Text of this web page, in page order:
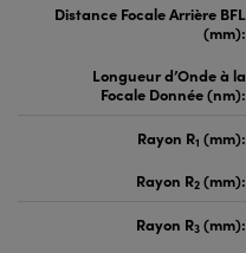
Distance Focale Arrière BFL
(mm):
Longueur d’Onde à la
Focale Donnée (nm):
Rayon R1 (mm):
Rayon R2 (mm):
Rayon R3 (mm):